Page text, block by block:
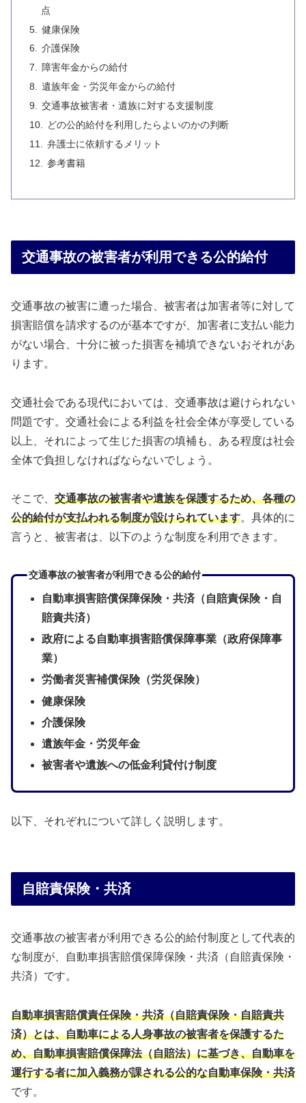
点
健康保険
介護保険
障害年金からの給付
遺族年金・労災年金からの給付
交通事故被害者・遺族に対する支援制度
どの公的給付を利用したらよいのかの判断
弁護士に依頼するメリット
参考書籍
交通事故の被害者が利用できる公的給付
交通事故の被害に遭った場合、被害者は加害者等に対して
損害賠償を請求するのが基本ですが、加害者に支払い能力
がない場合、十分に被った損害を補填できないおそれがあ
ります。
交通社会である現代においては、交通事故は避けられない
問題です。交通社会による利益を社会全体が享受している
以上、それによって生じた損害の填補も、ある程度は社会
全体で負担しなければならないでしょう。
そこで、 交通事故の被害者や遺族を保護するため、各種の
公的給付が支払われる制度が設けられています。具体的に
言うと、被害者は、以下のような制度を利用できます。
交通事故の被害者が利用できる公的給付
自動車損害賠償保障保険・共済（自賠責保険・自
賠責共済）
政府による自動車損害賠償保障事業（政府保障事
業）
労働者災害補償保険（労災保険）
健康保険
介護保険
遺族年金・労災年金
被害者や遺族への低金利貸付け制度
以下、それぞれについて詳しく説明します。
自賠責保険・共済
交通事故の被害者が利用できる公的給付制度として代表的
な制度が、自動車損害賠償保障保険・共済（自賠責保険・
共済）です。
自動車損害賠償責任保険・共済（自賠責保険・自賠責共
済）とは、自動車による人身事故の被害者を保護するた
め、自動車損害賠償保障法（自賠法）に基づき、自動車を
運行する者に加入義務が課される公的な自動車保険・共済
です。